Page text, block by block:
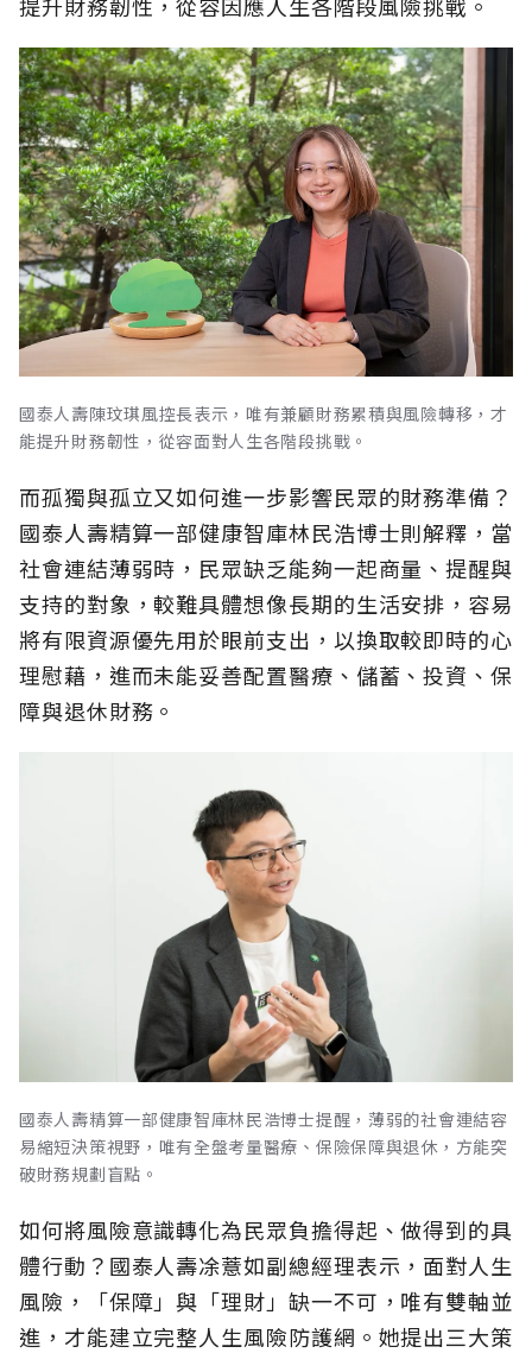
國泰人壽陳玟琪風控長表示，唯有兼顧財務累積與風險轉移，才
能提升財務韌性，從容面對人生各階段挑戰。
而孤獨與孤立又如何進一步影響民眾的財務準備？
國泰人壽精算一部健康智庫林民浩博士則解釋，當
社會連結薄弱時，民眾缺乏能夠一起商量、提醒與
支持的對象，較難具體想像長期的生活安排，容易
將有限資源優先用於眼前支出，以換取較即時的心
理慰藉，進而未能妥善配置醫療、儲蓄、投資、保
障與退休財務。
國泰人壽精算一部健康智庫林民浩博士提醒，薄弱的社會連結容
易縮短決策視野，唯有全盤考量醫療、保險保障與退休，方能突
破財務規劃盲點。
如何將風險意識轉化為民眾負擔得起、做得到的具
體行動？國泰人壽凃薏如副總經理表示，面對人生
風險，「保障」與「理財」缺一不可，唯有雙軸並
進，才能建立完整人生風險防護網。她提出三大策